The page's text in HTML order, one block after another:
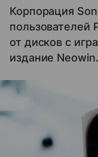
Корпорация
пользователей
от дисков с
издание Neowin.